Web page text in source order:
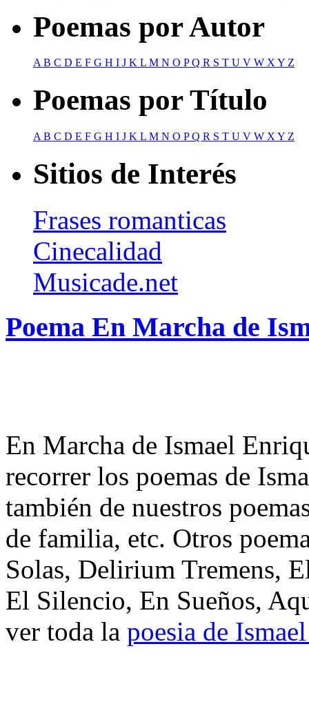
Poemas por Autor
AB C D E F G H I J K L M N O PQ R S T U V W XY Z
Poemas por Título
A B C D E F G H I J K L M N O PQ R S T U V W X Y Z
Sitios de Interés
Frases romanticas
Cinecalidad
Musicade.net
Poema En Marcha de
En Marcha de Ismael
recorrer los poemas de
también de nuestros
de familia, etc. Otros
Solas, Delirium Tremens,
El Silencio, En Sueños,
ver toda la poesia de